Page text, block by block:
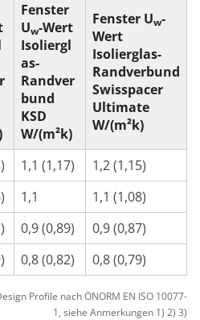
Fenster
Uw-Wert
Isoliergl
as-
Randver
bund
KSD
W/(m²k)
Fenster Uw-
Wert
Isolierglas-
Randverbund
Swisspacer
Ultimate
W/(m²k)
1,1 (1,17)
1,2 (1,15)
1,1
1,1 (1,08)
0,9 (0,89)
0,9 (0,87)
0,8 (0,82) 0,8 (0,79)
Profile nach ÖNORM EN ISO 10077-
1, siehe Anmerkungen 1) 2) 3)